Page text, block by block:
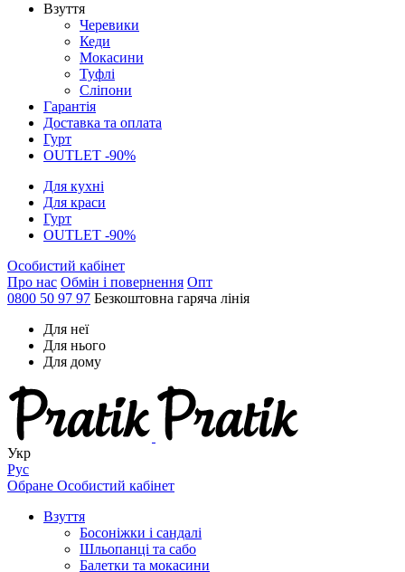
Взуття
Черевики
Кеди
Мокасини
Туфлі
Сліпони
Гарантія
Доставка та оплата
Гурт
OUTLET -90%
Для кухні
Для краси
Гурт
OUTLET -90%
Особистий кабінет
Про нас Обмін і повернення Опт
0800 50 97 97 Безкоштовна гаряча лінія
Для неї
Для нього
Для дому
Укр
Рус
Обране Особистий кабінет
Взуття
Босоніжки і сандалі
Шльопанці та сабо
Балетки та мокасини